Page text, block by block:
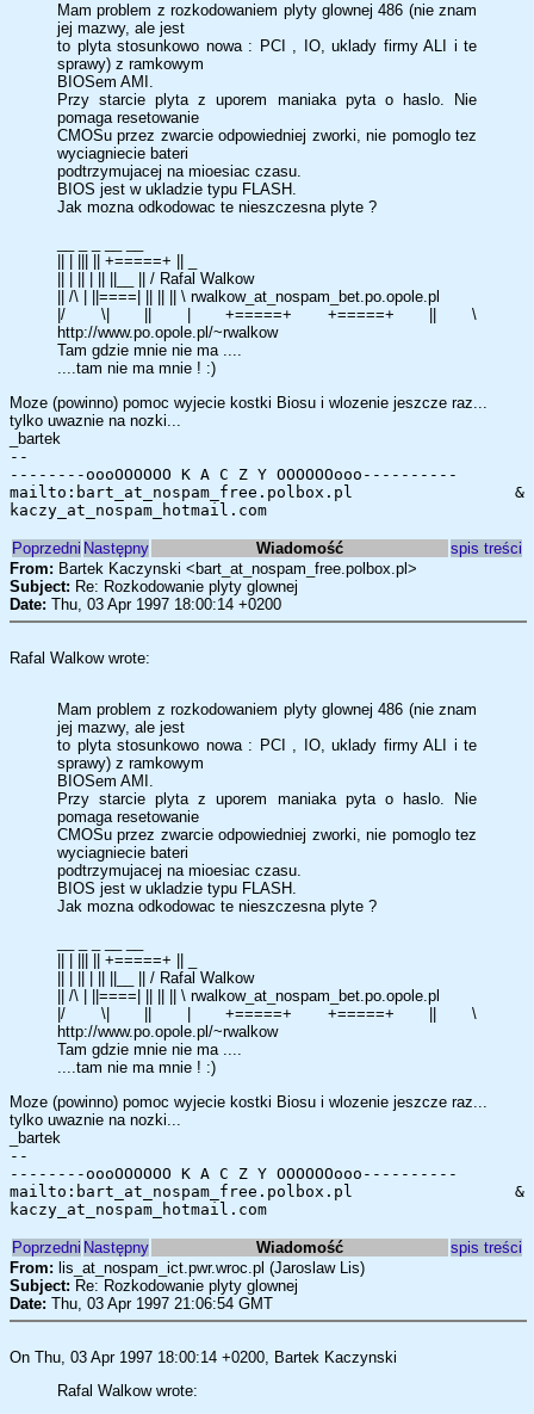
Mam problem z rozkodowaniem plyty glownej 486 (nie znam
jej mazwy, ale jest
to plyta stosunkowo nowa : PCI , IO, uklady firmy ALI i te
sprawy) z ramkowym
BIOSem AMI.
Przy starcie plyta z uporem maniaka pyta o haslo. Nie
pomaga resetowanie
CMOSu przez zwarcie odpowiedniej zworki, nie pomoglo tez
wyciagniecie bateri
podtrzymujacej na mioesiac czasu.
BIOS jest w ukladzie typu FLASH.
Jak mozna odkodowac te nieszczesna plyte ?
|| | ||| || +=====+ || _
|| | || | || ||__ || / Rafal Walkow
|| /\ | ||====| || || || \ rwalkow_at_nospam_bet.po.opole.pl
|/ \| || | +=====+ +=====+ || \
http://www.po.opole.pl/~rwalkow
Tam gdzie mnie nie ma ....
....tam nie ma mnie ! :)
Moze (powinno) pomoc wyjecie kostki Biosu i wlozenie jeszcze raz...
tylko uwaznie na nozki...
_bartek
--
--------oooOOOOOO K A C Z Y OOOOOOooo----------
mailto:bart_at_nospam_free.polbox.pl &
kaczy_at_nospam_hotmail.com
Poprzedni Następny Wiadomość
spis treści
From: Bartek Kaczynski <bart_at_nospam_free.polbox.pl>
Subject: Re: Rozkodowanie plyty glownej
Date: Thu, 03 Apr 1997 18:00:14 +0200
Rafal Walkow wrote:
Mam problem z rozkodowaniem plyty glownej 486 (nie znam
jej mazwy, ale jest
to plyta stosunkowo nowa : PCI , IO, uklady firmy ALI i te
sprawy) z ramkowym
BIOSem AMI.
Przy starcie plyta z uporem maniaka pyta o haslo. Nie
pomaga resetowanie
CMOSu przez zwarcie odpowiedniej zworki, nie pomoglo tez
wyciagniecie bateri
podtrzymujacej na mioesiac czasu.
BIOS jest w ukladzie typu FLASH.
Jak mozna odkodowac te nieszczesna plyte ?
|| | ||| || +=====+ || _
|| | || | || ||__ || / Rafal Walkow
|| /\ | ||====| || || || \ rwalkow_at_nospam_bet.po.opole.pl
|/ \| || | +=====+ +=====+ || \
http://www.po.opole.pl/~rwalkow
Tam gdzie mnie nie ma ....
....tam nie ma mnie ! :)
Moze (powinno) pomoc wyjecie kostki Biosu i wlozenie jeszcze raz...
tylko uwaznie na nozki...
_bartek
--
--------oooOOOOOO K A C Z Y OOOOOOooo----------
mailto:bart_at_nospam_free.polbox.pl &
kaczy_at_nospam_hotmail.com
Poprzedni Następny Wiadomość
spis treści
From: lis_at_nospam_ict.pwr.wroc.pl (Jaroslaw Lis)
Subject: Re: Rozkodowanie plyty glownej
Date: Thu, 03 Apr 1997 21:06:54 GMT
On Thu, 03 Apr 1997 18:00:14 +0200, Bartek Kaczynski
Rafal Walkow wrote: